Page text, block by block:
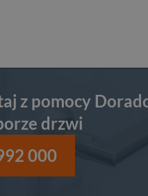
z pomocy
drzwi
000